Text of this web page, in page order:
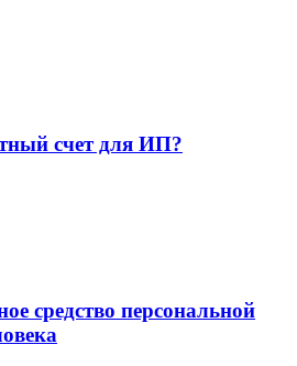
счет для ИП?
средство персональной